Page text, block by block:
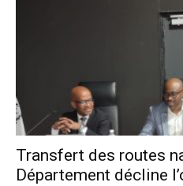
Transfert des routes
Département décline